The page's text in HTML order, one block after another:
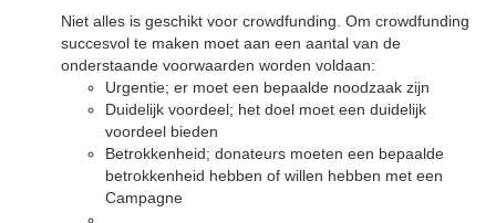
Niet alles is geschikt voor crowdfunding. Om crowdfunding
succesvol te maken moet aan een aantal van de
onderstaande voorwaarden worden voldaan:
Urgentie; er moet een bepaalde noodzaak zijn
Duidelijk voordeel; het doel moet een duidelijk
voordeel bieden
Betrokkenheid; donateurs moeten een bepaalde
betrokkenheid hebben of willen hebben met een
Campagne